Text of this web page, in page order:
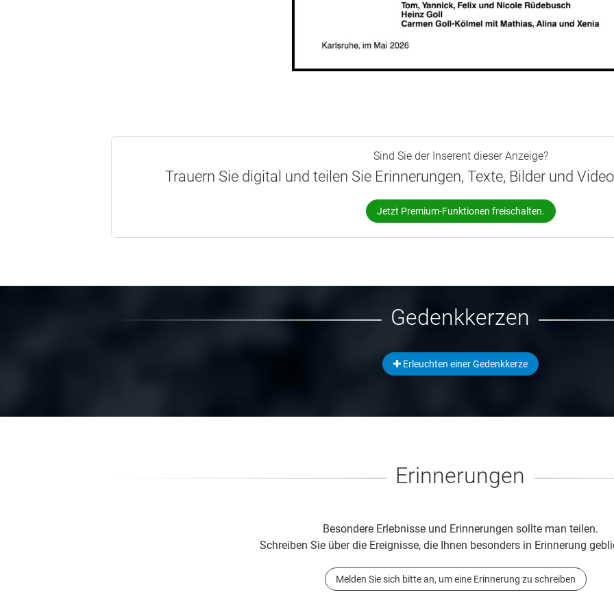
Sind Sie der Inserent dieser Anzeige?
Trauern Sie digital und teilen Sie Erinnerungen, Texte, Bilder und
Jetzt Premium-Funktionen freischalten.
Gedenkkerzen
Erleuchten einer Gedenkkerze
Erinnerungen
Besondere Erlebnisse und Erinnerungen sollte man teilen.
Schreiben Sie über die Ereignisse, die Ihnen besonders in Erinnerung
Melden Sie sich bitte an, um eine Erinnerung zu schreiben